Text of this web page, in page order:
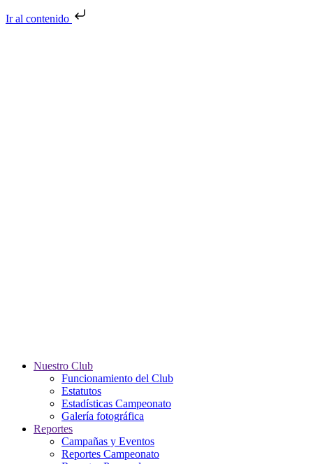
Ir al contenido
Nuestro Club
Funcionamiento del Club
Estatutos
Estadísticas Campeonato
Galería fotográfica
Reportes
Campañas y Eventos
Reportes Campeonato